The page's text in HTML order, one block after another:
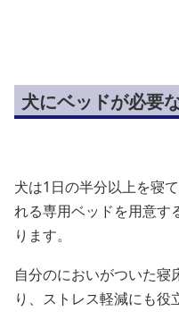
犬にベッドが必要
犬は1日の半分以上を寝
れる専用ベッドを用意す
ります。
自分のにおいがついた寝
り、ストレス軽減にも役